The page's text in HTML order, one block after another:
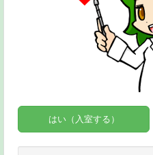
はい（入室する）